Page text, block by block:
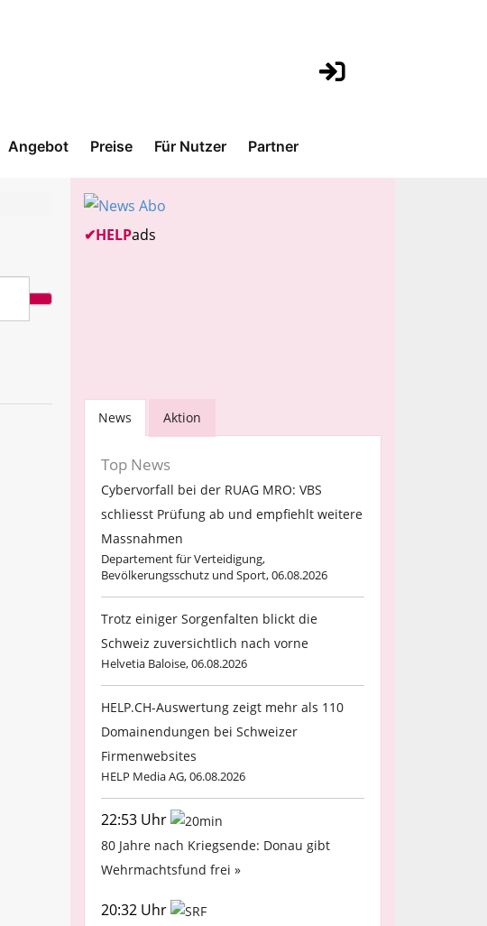
Angebot Preise Für Nutzer Partner
✔HELPads
News Aktion
Top News
Cybervorfall bei der RUAG MRO: VBS
schliesst Prüfung ab und empfiehlt weitere
Massnahmen
Departement für Verteidigung,
Bevölkerungsschutz und Sport, 06.08.2026
Trotz einiger Sorgenfalten blickt die
Schweiz zuversichtlich nach vorne
Helvetia Baloise, 06.08.2026
HELP.CH-Auswertung zeigt mehr als 110
Domainendungen bei Schweizer
Firmenwebsites
HELP Media AG, 06.08.2026
22:53 Uhr
80 Jahre nach Kriegsende: Donau gibt
Wehrmachtsfund frei »
20:32 Uhr